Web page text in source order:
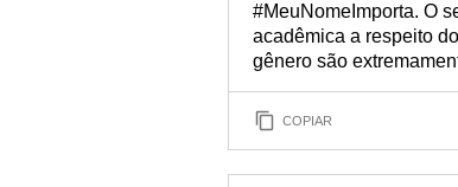
#MeuNomeImporta. O
acadêmica a respeito
gênero são
COPIAR